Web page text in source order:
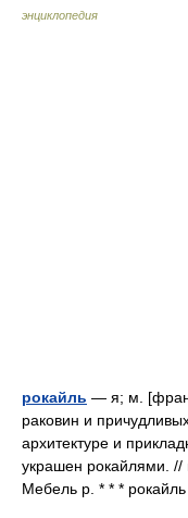
энциклопедия
рокайль — я; м.
раковин и
архитектуре и
украшен рокайлями. //
Мебель р. * * *